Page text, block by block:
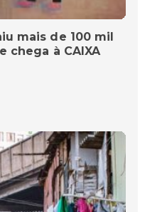
mais de 100 mil
chega à CAIXA